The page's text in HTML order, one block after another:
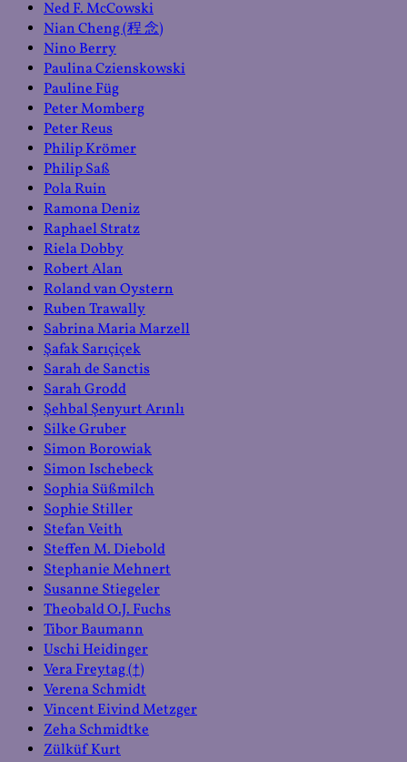
Ned F. McCowski
Nian Cheng (程 念)
Nino Berry
Paulina Czienskowski
Pauline Füg
Peter Momberg
Peter Reus
Philip Krömer
Philip Saß
Pola Ruin
Ramona Deniz
Raphael Stratz
Riela Dobby
Robert Alan
Roland van Oystern
Ruben Trawally
Sabrina Maria Marzell
Şafak Sarıçiçek
Sarah de Sanctis
Sarah Grodd
Şehbal Şenyurt Arınlı
Silke Gruber
Simon Borowiak
Simon Ischebeck
Sophia Süßmilch
Sophie Stiller
Stefan Veith
Steffen M. Diebold
Stephanie Mehnert
Susanne Stiegeler
Theobald O.J. Fuchs
Tibor Baumann
Uschi Heidinger
Vera Freytag (†)
Verena Schmidt
Vincent Eivind Metzger
Zeha Schmidtke
Zülküf Kurt